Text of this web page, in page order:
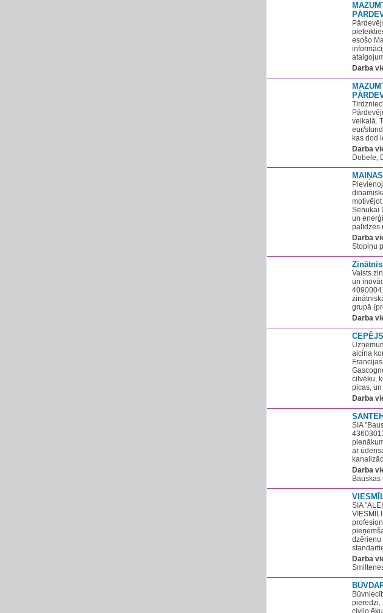
esošo
Darba
veikalā.
eur/
kas dod
Darba
Dobele,
Senukai
un
palīdzēs
Darba
Stopiņu
Valsts
un
grupā
Darba
CEPĒJS
aicina
cilvēku,
picas, un
Darba
SIA
ar
Darba
Bauskas
SIA
dzērienu
Darba
pieredzi,
civilo